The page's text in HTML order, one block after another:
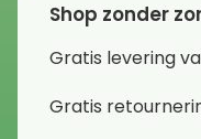
Shop zonder
Gratis levering
Gratis